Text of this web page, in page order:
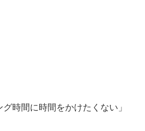
グ時間に時間をかけたくない」